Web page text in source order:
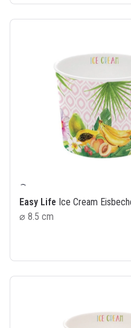
Easy Life Ice Cream
⌀ 8.5 cm